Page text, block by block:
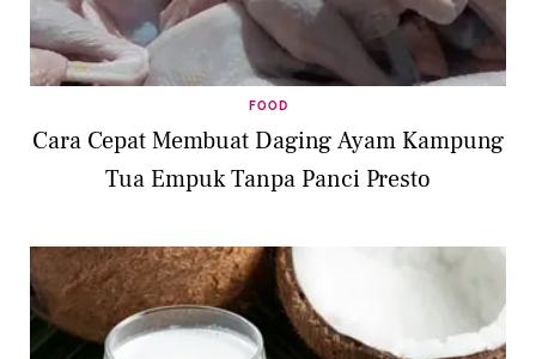
FOOD
Cara Cepat Membuat Daging Ayam Kampung
Tua Empuk Tanpa Panci Presto